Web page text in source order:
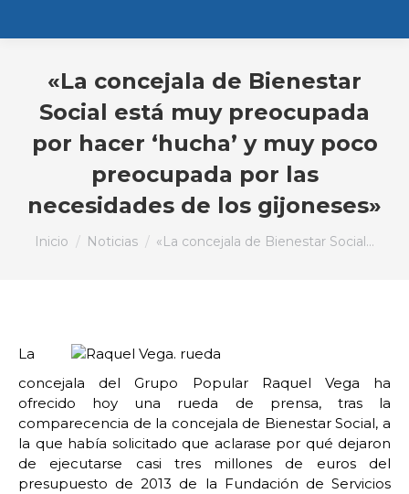
«La concejala de Bienestar
Social está muy preocupada
por hacer ‘hucha’ y muy poco
preocupada por las
necesidades de los gijoneses»
Estás aquí:
Inicio Noticias «La concejala de Bienestar Social…
La
concejala del Grupo Popular Raquel Vega ha
ofrecido hoy una rueda de prensa, tras la
comparecencia de la concejala de Bienestar Social, a
la que había solicitado que aclarase por qué dejaron
de ejecutarse casi tres millones de euros del
presupuesto de 2013 de la Fundación de Servicios